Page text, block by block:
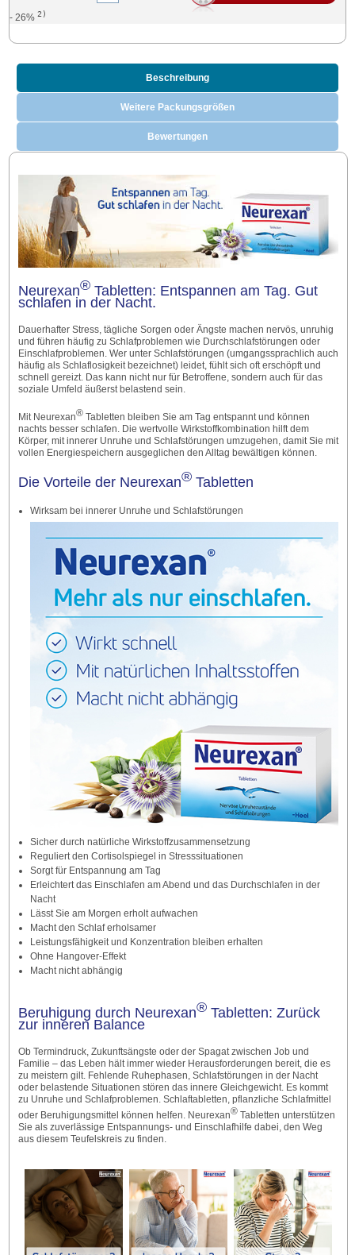
- 26%2)
Beschreibung
Weitere Packungsgrößen
Bewertungen
Neurexan®Tabletten: Entspannen am Tag. Gut
schlafen in der Nacht.
Dauerhafter Stress, tägliche Sorgen oder Ängste machen nervös, unruhig
und führen häufig zu Schlafproblemen wie Durchschlafstörungen oder
Einschlafproblemen. Wer unter Schlafstörungen (umgangssprachlich auch
häufig als Schlaflosigkeit bezeichnet) leidet, fühlt sich oft erschöpft und
schnell gereizt. Das kann nicht nur für Betroffene, sondern auch für das
soziale Umfeld äußerst belastend sein.
Mit Neurexan®Tabletten bleiben Sie am Tag entspannt und können
nachts besser schlafen. Die wertvolle Wirkstoffkombination hilft dem
Körper, mit innerer Unruhe und Schlafstörungen umzugehen, damit Sie mit
vollen Energiespeichern ausgeglichen den Alltag bewältigen können.
Die Vorteile der Neurexan®Tabletten
Wirksam bei innerer Unruhe und Schlafstörungen
Sicher durch natürliche Wirkstoffzusammensetzung
Reguliert den Cortisolspiegel in Stresssituationen
Sorgt für Entspannung am Tag
Erleichtert das Einschlafen am Abend und das Durchschlafen in der
Nacht
Lässt Sie am Morgen erholt aufwachen
Macht den Schlaf erholsamer
Leistungsfähigkeit und Konzentration bleiben erhalten
Ohne Hangover-Effekt
Macht nicht abhängig
Beruhigung durch Neurexan®Tabletten: Zurück
zur inneren Balance
Ob Termindruck, Zukunftsängste oder der Spagat zwischen Job und
Familie – das Leben hält immer wieder Herausforderungen bereit, die es
zu meistern gilt. Fehlende Ruhephasen, Schlafstörungen in der Nacht
oder belastende Situationen stören das innere Gleichgewicht. Es kommt
zu Unruhe und Schlafproblemen. Schlaftabletten, pflanzliche Schlafmittel
oder Beruhigungsmittel können helfen. Neurexan®Tabletten unterstützen
Sie als zuverlässige Entspannungs- und Einschlafhilfe dabei, den Weg
aus diesem Teufelskreis zu finden.